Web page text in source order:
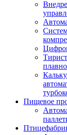
Пищевое